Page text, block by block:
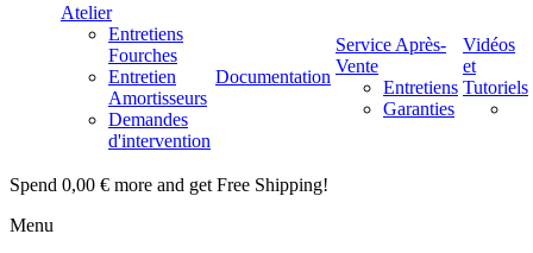
Atelier
Entretiens
Fourches
Entretien
Amortisseurs
Demandes
d'intervention
Documentation
Service Après-
Vente
Entretiens
Garanties
Vidéos
et
Tutoriels
Spend 0,00 € more and get Free Shipping!
Menu